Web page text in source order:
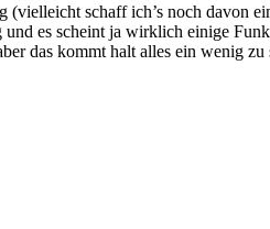
(vielleicht schaff ich’s noch
es scheint ja wirklich einige
das kommt halt alles ein wenig